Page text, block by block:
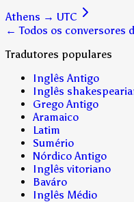
Athens → UTC
← Todos os conversores
Tradutores populares
Inglês Antigo
Inglês
Grego Antigo
Aramaico
Latim
Sumério
Nórdico Antigo
Inglês vitoriano
Baváro
Inglês Médio